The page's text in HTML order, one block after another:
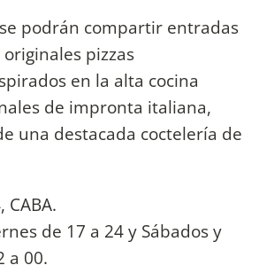
podrán compartir entradas
pizzas
en la alta cocina
de impronta italiana,
una destacada coctelería de
CABA.
de 17 a 24 y Sábados y
a 00.